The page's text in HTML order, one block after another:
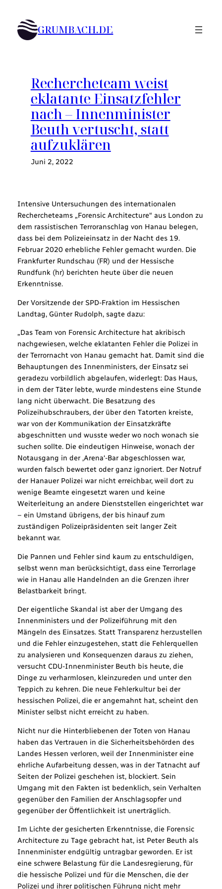
Inhalt
springen GRUMBACH.DE
Rechercheteam weist
eklatante Einsatzfehler
nach – Innenminister
Beuth vertuscht, statt
aufzuklären
Juni 2, 2022
Intensive Untersuchungen des internationalen
Rechercheteams „Forensic Architecture“ aus London zu
dem rassistischen Terroranschlag von Hanau belegen,
dass bei dem Polizeieinsatz in der Nacht des 19.
Februar 2020 erhebliche Fehler gemacht wurden. Die
Frankfurter Rundschau (FR) und der Hessische
Rundfunk (hr) berichten heute über die neuen
Erkenntnisse.
Der Vorsitzende der SPD-Fraktion im Hessischen
Landtag, Günter Rudolph, sagte dazu:
„Das Team von Forensic Architecture hat akribisch
nachgewiesen, welche eklatanten Fehler die Polizei in
der Terrornacht von Hanau gemacht hat. Damit sind die
Behauptungen des Innenministers, der Einsatz sei
geradezu vorbildlich abgelaufen, widerlegt: Das Haus,
in dem der Täter lebte, wurde mindestens eine Stunde
lang nicht überwacht. Die Besatzung des
Polizeihubschraubers, der über den Tatorten kreiste,
war von der Kommunikation der Einsatzkräfte
abgeschnitten und wusste weder wo noch wonach sie
suchen sollte. Die eindeutigen Hinweise, wonach der
Notausgang in der ‚Arena‘-Bar abgeschlossen war,
wurden falsch bewertet oder ganz ignoriert. Der Notruf
der Hanauer Polizei war nicht erreichbar, weil dort zu
wenige Beamte eingesetzt waren und keine
Weiterleitung an andere Dienststellen eingerichtet war
– ein Umstand übrigens, der bis hinauf zum
zuständigen Polizeipräsidenten seit langer Zeit
bekannt war.
Die Pannen und Fehler sind kaum zu entschuldigen,
selbst wenn man berücksichtigt, dass eine Terrorlage
wie in Hanau alle Handelnden an die Grenzen ihrer
Belastbarkeit bringt.
Der eigentliche Skandal ist aber der Umgang des
Innenministers und der Polizeiführung mit den
Mängeln des Einsatzes. Statt Transparenz herzustellen
und die Fehler einzugestehen, statt die Fehlerquellen
zu analysieren und Konsequenzen daraus zu ziehen,
versucht CDU-Innenminister Beuth bis heute, die
Dinge zu verharmlosen, kleinzureden und unter den
Teppich zu kehren. Die neue Fehlerkultur bei der
hessischen Polizei, die er angemahnt hat, scheint den
Minister selbst nicht erreicht zu haben.
Nicht nur die Hinterbliebenen der Toten von Hanau
haben das Vertrauen in die Sicherheitsbehörden des
Landes Hessen verloren, weil der Innenminister eine
ehrliche Aufarbeitung dessen, was in der Tatnacht auf
Seiten der Polizei geschehen ist, blockiert. Sein
Umgang mit den Fakten ist bedenklich, sein Verhalten
gegenüber den Familien der Anschlagsopfer und
gegenüber der Öffentlichkeit ist unerträglich.
Im Lichte der gesicherten Erkenntnisse, die Forensic
Architecture zu Tage gebracht hat, ist Peter Beuth als
Innenminister endgültig untragbar geworden. Er ist
eine schwere Belastung für die Landesregierung, für
die hessische Polizei und für die Menschen, die der
Polizei und ihrer politischen Führung nicht mehr